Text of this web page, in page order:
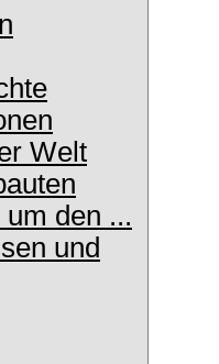
Welt
den ...
und